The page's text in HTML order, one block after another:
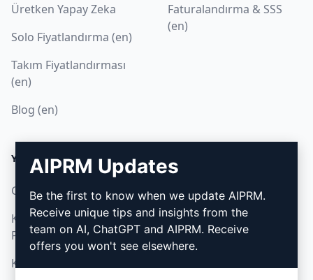
Üretken Yapay Zeka
Solo Fiyatlandırma (en)
Takım Fiyatlandırması
(en)
Blog (en)
Faturalandırma & SSS
(en)
YASAL
Gizlilik Politikası (en)
Kabul Edilebilir Kullanım
Politikası (en)
Kullanım Koşulları (en)
Nasıl kurulur
Google Chrome (en)
Microsoft Edge (en)
AIPRM Updates
Be the first to know when we update AIPRM.
Receive unique tips and insights from the
team on AI, ChatGPT and AIPRM. Receive
offers you won't see elsewhere.